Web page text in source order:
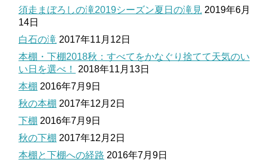
須走まぼろしの滝2019シーズン夏日の滝見 2019年6月
14日
白石の滝 2017年11月12日
本棚・下棚2018秋：すべてをかなぐり捨てて天気のい
い日を選べ！
2018年11月13日
本棚 2016年7月9日
秋の本棚 2017年12月2日
下棚 2016年7月9日
秋の下棚 2017年12月2日
本棚と下棚への経路 2016年7月9日